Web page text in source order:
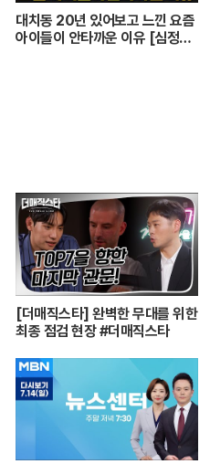
대치동 20년 있어보고 느낀 요즘
아이들이 안타까운 이유 [심정섭
[더매직스타] 완벽한 무대를 위한
최종 점검 현장 #더매직스타